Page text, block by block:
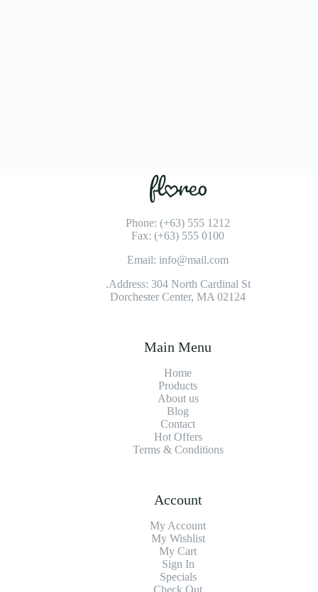
Phone: (+63) 555 1212
Fax: (+63) 555 0100
Email: info@mail.com
Address: 304 North Cardinal St.
Dorchester Center, MA 02124
Main Menu
Home
Products
About us
Blog
Contact
Hot Offers
Terms & Conditions
Account
My Account
My Wishlist
My Cart
Sign In
Specials
Check Out